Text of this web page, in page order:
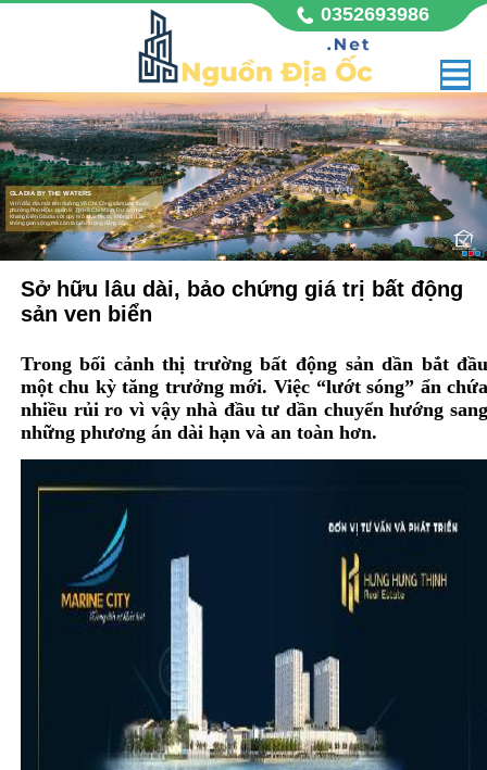
0352693986
GLADIA BY THE WATERS
Vị trí đắc địa mặt tiền đường Võ Chí Công sầm uất, thuộc
phường Phú Hữu, quận 9, Tp Hồ Chí Minh. Dự án nhà
Khang Điền Gladia với quy mô 11,8 hecta, không chỉ là
không gian sống mà còn là biểu tượng đẳng cấp,
Sở hữu lâu dài, bảo chứng giá trị bất động
sản ven biển
Trong bối cảnh thị trường bất động sản dần bắt
một chu kỳ tăng trưởng mới. Việc “lướt sóng” ẩn
nhiều rủi ro vì vậy nhà đầu tư dần chuyển hướng
những phương án dài hạn và an toàn hơn.